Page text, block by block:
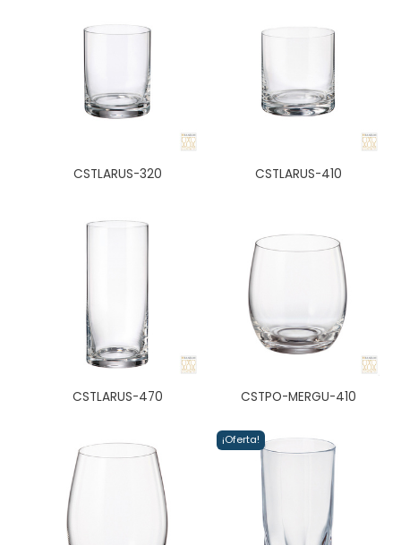
CSTLARUS-320 CSTLARUS-410
CSTLARUS-470 CSTPO-MERGU-410
¡Oferta!